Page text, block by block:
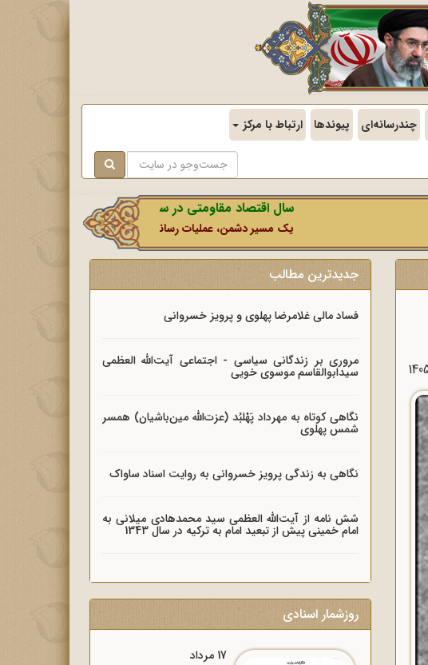
چندرسانه‌ای پیوندها ارتباط با مرکز
سال اقتصاد مقاومتی در سایه وحدت ملی و امنیت ملی.
یک مسیر دشمن، عملیات رسانه‌ای او است که در این ایام بطور خاص
جدیدترین مطالب
فساد مالی غلامرضا پهلوی و پرویز خسروانی
مروری بر زندگانی سیاسی - اجتماعی آیت‌الله العظمی
سیدابوالقاسم موسوی خویی
نگاهی کوتاه به مهرداد پَهْلبُد (عزت‌الله مین‌باشیان) همسر
شمس پهلوی
نگاهی به زندگی پرویز خسروانی به روایت اسناد ساواک
شش نامه از آیت‌الله العظمی سید محمدهادی میلانی به
امام خمینی پیش از تبعید امام به ترکیه در سال 1343
روزشمار اسنادی
17 مرداد